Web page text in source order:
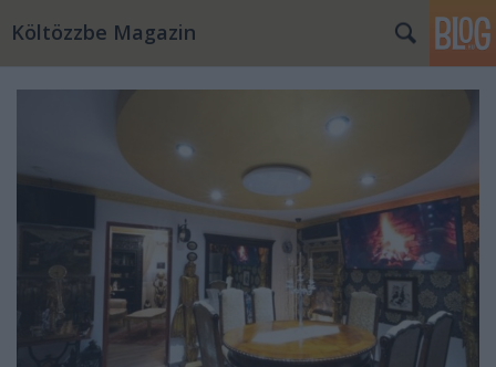
Költözzbe Magazin